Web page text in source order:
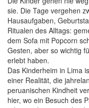
sie. Die Tage vergehen
Hausaufgaben,
Ritualen des Alltags:
dem Sofa mit Popcorn
Gesten, aber so wichtig
erlebt haben.
Das Kinderheim in Lima
einer Realität, die
peruanischen Kindheit
hier, wo ein Besuch des